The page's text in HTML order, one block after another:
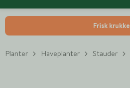
Frisk
Planter Haveplanter Stauder